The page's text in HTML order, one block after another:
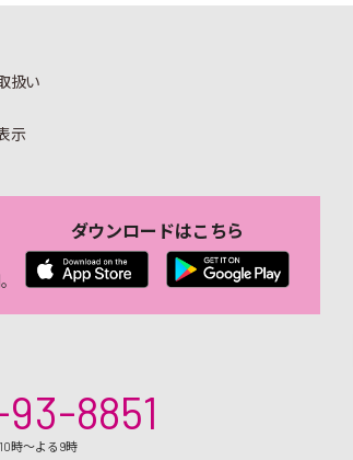
扱い
示
ダウンロードはこちら
8851
時～よる9時